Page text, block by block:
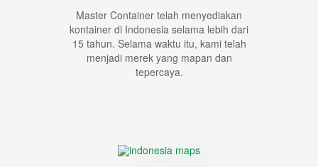
Master Container telah menyediakan
kontainer di Indonesia selama lebih dari
15 tahun. Selama waktu itu, kami telah
menjadi merek yang mapan dan
tepercaya.